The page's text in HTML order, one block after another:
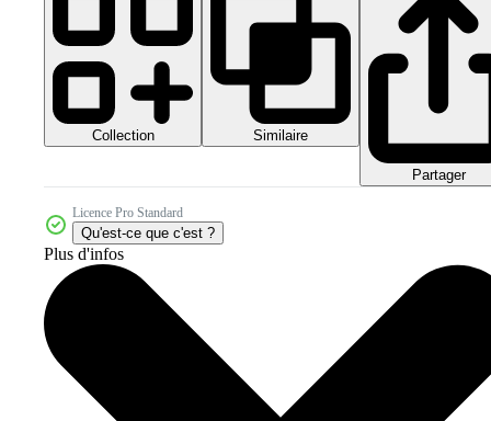
Collection Similaire
Partager
Licence Pro Standard
Qu'est-ce que c'est ?
Plus d'infos